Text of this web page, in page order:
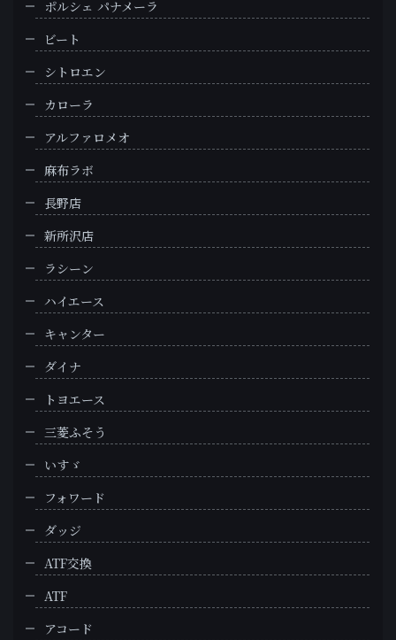
ポルシェ パナメーラ
ビート
シトロエン
カローラ
アルファロメオ
麻布ラボ
長野店
新所沢店
ラシーン
ハイエース
キャンター
ダイナ
トヨエース
三菱ふそう
いすゞ
フォワード
ダッジ
ATF交換
ATF
アコード